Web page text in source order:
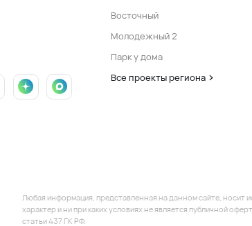
Восточный
Молодежный 2
Парк у дома
Все проекты региона
Любая информация, представленная на данном сайте, носит
характер и ни при каких условиях не является публичной
статьи 437 ГК РФ.